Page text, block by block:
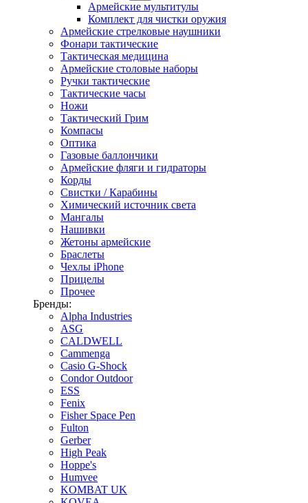
Армейские мультитулы
Комплект для чистки оружия
Армейские стрелковые наушники
Фонари тактические
Тактическая медицина
Армейские столовые наборы
Ручки тактические
Тактические часы
Ножи
Тактический Грим
Компасы
Оптика
Газовые баллончики
Армейские фляги и гидраторы
Корды
Свистки / Карабины
Химический источник света
Мангалы
Нашивки
Жетоны армейские
Браслеты
Чехлы iPhone
Прицелы
Прочее
Бренды:
Alpha Industries
ASG
CALDWELL
Cammenga
Casio G-Shock
Condor Outdoor
ESS
Fenix
Fisher Space Pen
Fulton
Gerber
High Peak
Hoppe's
Humvee
KOMBAT UK